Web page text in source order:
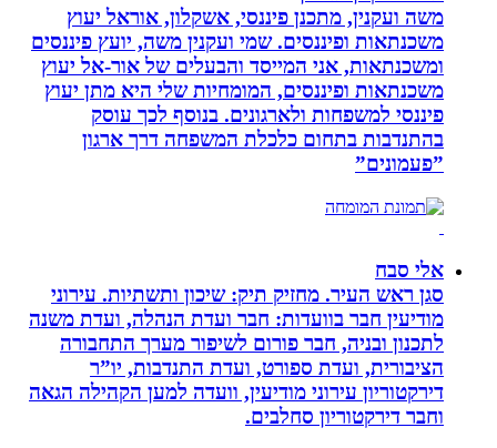
משה ועקנין, מתכנן פיננסי, אשקלון, אוראל יעוץ
משכנתאות ופיננסים. שמי ועקנין משה, יועץ פיננסים
ומשכנתאות, אני המייסד והבעלים של אור-אל יעוץ
משכנתאות ופיננסים, המומחיות שלי היא מתן יעוץ
פיננסי למשפחות ולארגונים. בנוסף לכך עוסק
בהתנדבות בתחום כלכלת המשפחה דרך ארגון
”פעמונים”
אלי סבח
סגן ראש העיר. מחזיק תיק: שיכון ותשתיות. עירוני
מודיעין חבר בוועדות: חבר ועדת הנהלה, ועדת משנה
לתכנון ובניה, חבר פורום לשיפור מערך התחבורה
הציבורית, ועדת ספורט, ועדת התנדבות, יו”ר
דירקטוריון עירוני מודיעין, וועדה למען הקהילה הגאה
וחבר דירקטוריון סחלבים.